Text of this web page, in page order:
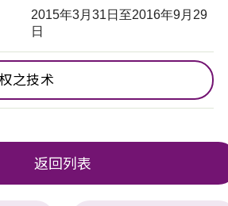
2015年3月31日至2016年9月29
日
之技术
返回列表